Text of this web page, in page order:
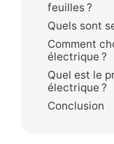
feuilles ?
Quels sont
Comment
électrique ?
Quel est le
électrique ?
Conclusion